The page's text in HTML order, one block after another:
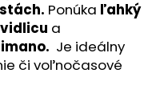
Ponúka ľahký
a
Je ideálny
či voľnočasové